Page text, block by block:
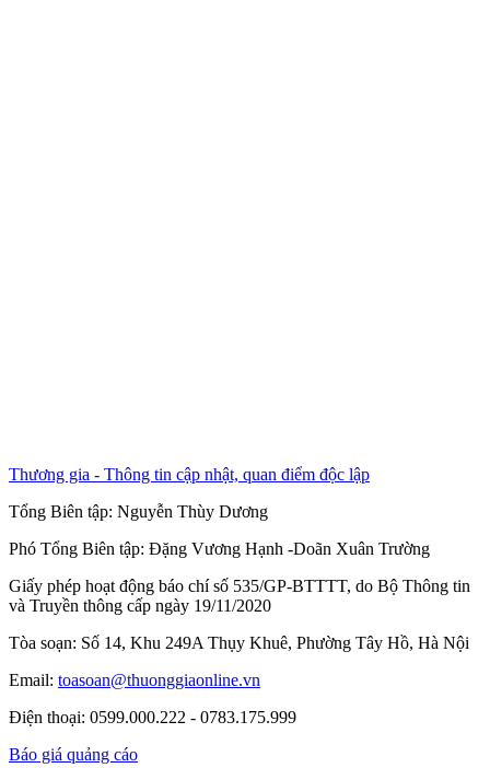
Thương gia - Thông tin cập nhật, quan điểm độc lập
Tổng Biên tập: Nguyễn Thùy Dương
Phó Tổng Biên tập: Đặng Vương Hạnh -Doãn Xuân Trường
Giấy phép hoạt động báo chí số 535/GP-BTTTT, do Bộ Thông tin
và Truyền thông cấp ngày 19/11/2020
Tòa soạn: Số 14, Khu 249A Thụy Khuê, Phường Tây Hồ, Hà Nội
Email: toasoan@thuonggiaonline.vn
Điện thoại: 0599.000.222 - 0783.175.999
Báo giá quảng cáo